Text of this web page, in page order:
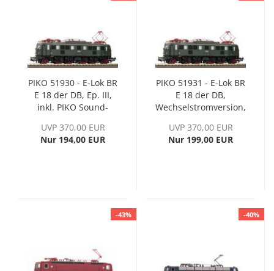
PIKO 51930 - E-Lok BR
E 18 der DB, Ep. III,
inkl. PIKO Sound-
UVP 370,00 EUR
Nur 194,00 EUR
PIKO 51931 - E-Lok BR
E 18 der DB,
Wechselstromversion,
Sound-Decoder
UVP 370,00 EUR
Nur 199,00 EUR
-43% -40%